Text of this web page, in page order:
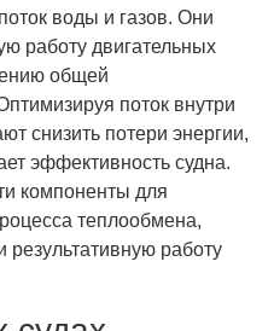
воды и газов. Они
работу двигательных
общей
поток внутри
снизить потери энергии,
эффективность судна.
компоненты для
теплообмена,
работу